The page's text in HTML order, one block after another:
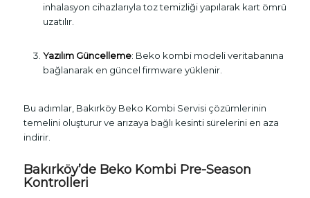
inhalasyon cihazlarıyla toz temizliği yapılarak kart ömrü
uzatılır.
Yazılım Güncelleme: Beko kombi modeli veritabanına
bağlanarak en güncel firmware yüklenir.
Bu adımlar, Bakırköy Beko Kombi Servisi çözümlerinin
temelini oluşturur ve arızaya bağlı kesinti sürelerini en aza
indirir.
Bakırköy’de Beko Kombi Pre-Season
Kontrolleri